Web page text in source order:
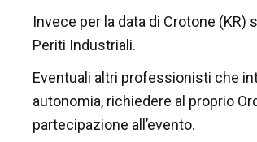
Invece per la data di Crotone (KR)
Periti Industriali.
Eventuali altri professionisti che
autonomia, richiedere al proprio
partecipazione all’evento.